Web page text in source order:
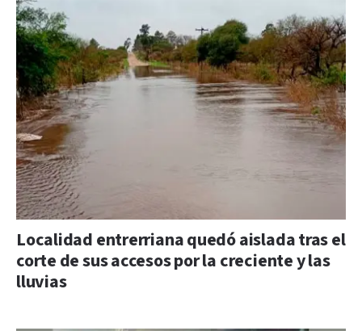
Localidad entrerriana quedó aislada tras el
corte de sus accesos por la creciente y las
lluvias